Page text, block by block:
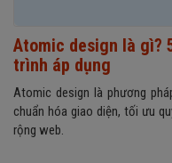
Atomic design là gì?
trình áp dụng
Atomic design là phương
chuẩn hóa giao diện, tối ưu
rộng web.